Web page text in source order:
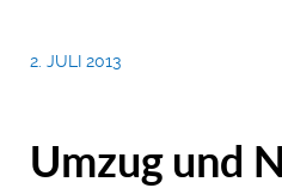
2. JULI 2013
Umzug und